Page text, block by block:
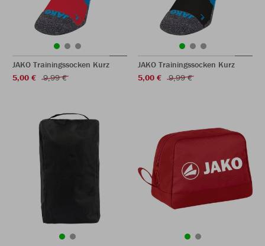
JAKO Trainingssocken Kurz
5,00 €
9,99 €
JAKO Trainingssocken Kurz
5,00 €
9,99 €